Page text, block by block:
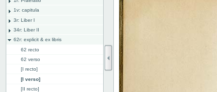
1v: capitula
3r: Liber I
34r: Liber II
62r: explicit & ex libris
62 recto
62 verso
[I recto]
[I verso]
[II recto]